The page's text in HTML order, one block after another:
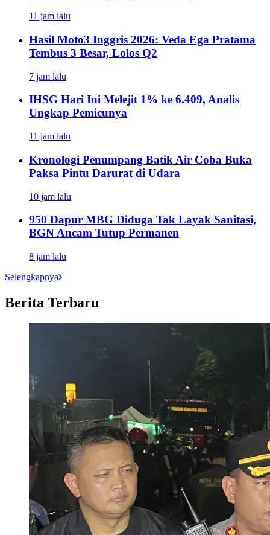
11 jam lalu
Hasil Moto3 Inggris 2026: Veda Ega Pratama
Tembus 3 Besar, Lolos Q2
7 jam lalu
IHSG Hari Ini Melejit 1% ke 6.409, Analis
Ungkap Pemicunya
11 jam lalu
Kronologi Penumpang Batik Air Coba Buka
Paksa Pintu Darurat di Udara
10 jam lalu
950 Dapur MBG Diduga Tak Layak Sanitasi,
BGN Ancam Tutup Permanen
8 jam lalu
Selengkapnya
Berita Terbaru